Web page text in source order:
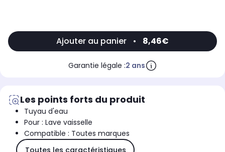
Ajouter au panier • 8,46€
Garantie légale :2 ans
Les points forts du produit
Tuyau d'eau
Pour : Lave vaisselle
Compatible : Toutes marques
Toutes les caractéristiques